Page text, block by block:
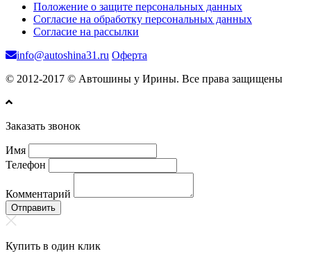
Положение о защите персональных данных
Согласие на обработку персональных данных
Согласие на рассылки
info@autoshina31.ru Оферта
© 2012-2017 © Автошины у Ирины. Все права защищены
Заказать звонок
Имя
Телефон
Комментарий
Отправить
Купить в один клик